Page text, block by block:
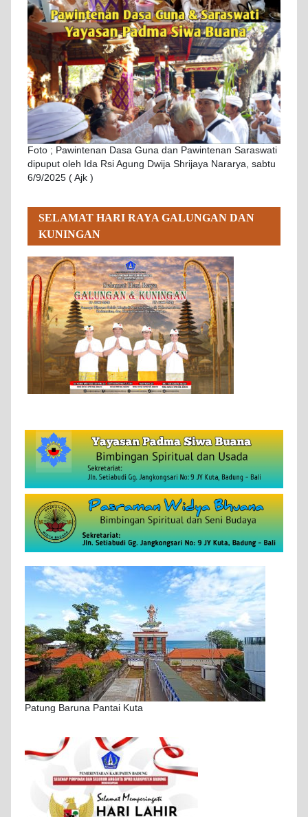
Foto ; Pawintenan Dasa Guna dan Pawintenan Saraswati
dipuput oleh Ida Rsi Agung Dwija Shrijaya Nararya, sabtu
6/9/2025 ( Ajk )
SELAMAT HARI RAYA GALUNGAN DAN
KUNINGAN
Patung Baruna Pantai Kuta